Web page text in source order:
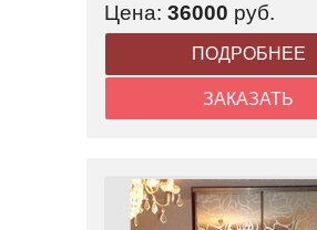
Цена: 36000 руб.
ПОДРОБНЕЕ
ЗАКАЗАТЬ